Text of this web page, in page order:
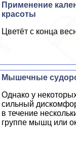
Применение
красоты
Цветёт с конца
Мышечные
Однако у
сильный
в течение
группе мышц или